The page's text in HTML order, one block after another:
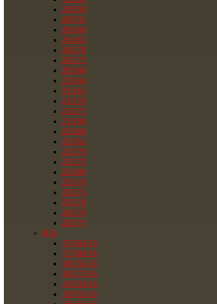
205/50
205/55
205/60
205/65
205/70
205/75
205/80
215/60
215/65
215/70
215/75
215/80
225/60
225/65
225/70
225/75
225/80
235/70
235/75
255/70
265/70
265/75
R16
175/60/16
175/80/16
185/55/16
185/75/16
195/50/16
195/55/16